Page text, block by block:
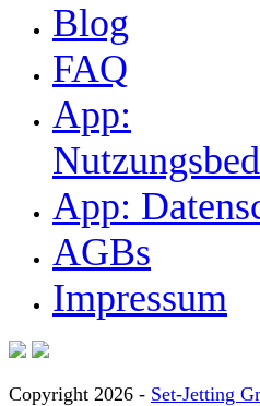
Blog
FAQ
App:
App:
AGBs
Impressum
Copyright 2026 - Set-Jetting